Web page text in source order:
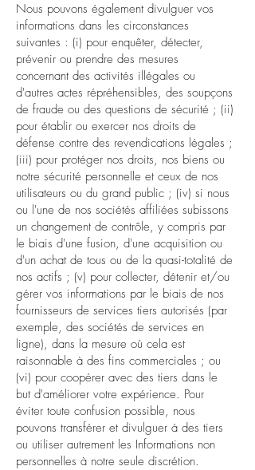
Nous pouvons également divulguer vos
informations dans les circonstances
suivantes : (i) pour enquêter, détecter,
prévenir ou prendre des mesures
concernant des activités illégales ou
d'autres actes répréhensibles, des soupçons
de fraude ou des questions de sécurité ; (ii)
pour établir ou exercer nos droits de
défense contre des revendications légales ;
(iii) pour protéger nos droits, nos biens ou
notre sécurité personnelle et ceux de nos
utilisateurs ou du grand public ; (iv) si nous
ou l'une de nos sociétés affiliées subissons
un changement de contrôle, y compris par
le biais d'une fusion, d'une acquisition ou
d'un achat de tous ou de la quasi-totalité de
nos actifs ; (v) pour collecter, détenir et/ou
gérer vos informations par le biais de nos
fournisseurs de services tiers autorisés (par
exemple, des sociétés de services en
ligne), dans la mesure où cela est
raisonnable à des fins commerciales ; ou
(vi) pour coopérer avec des tiers dans le
but d'améliorer votre expérience. Pour
éviter toute confusion possible, nous
pouvons transférer et divulguer à des tiers
ou utiliser autrement les Informations non
personnelles à notre seule discrétion.